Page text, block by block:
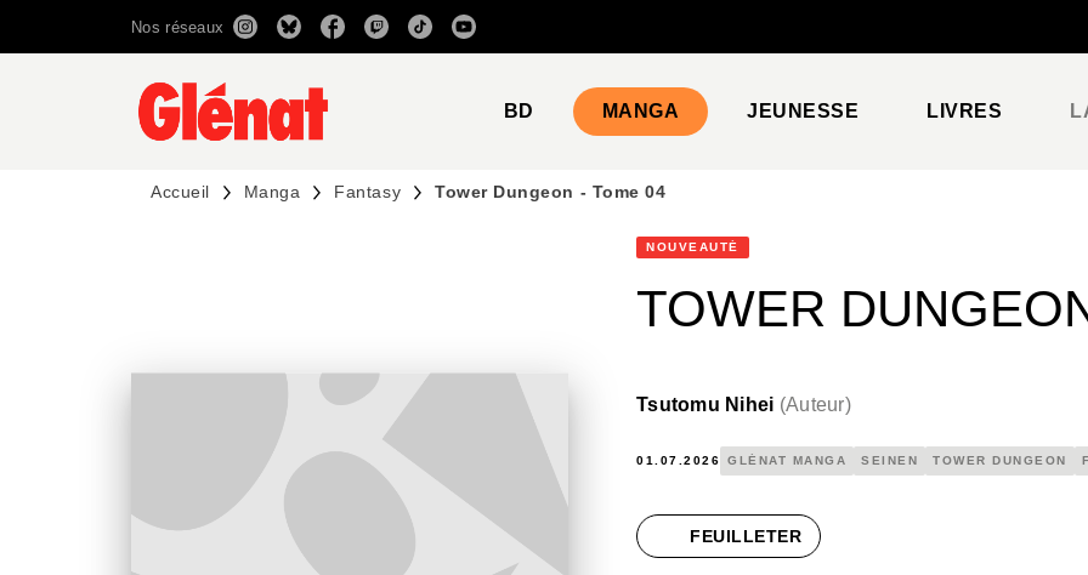
RECHERCHE CONTENU
Nos réseaux
BD MANGA JEUNESSE LIVRES
Accueil Manga Fantasy Tower Dungeon - Tome 04
NOUVEAUTÉ
TOWER
Tsutomu Nihei (Auteur)
01.07.2026 GLÉNAT MANGA SEINEN TOWER DUNGEON
FEUILLETER